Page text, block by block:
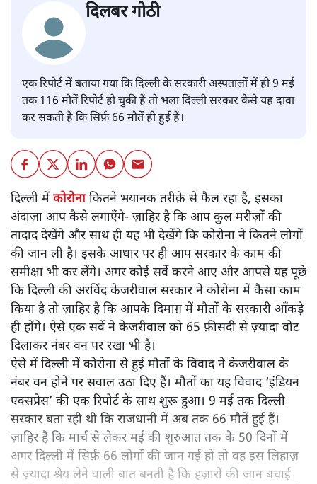
दिलबर गोठी
एक रिपोर्ट में बताया गया कि दिल्ली के सरकारी अस्पतालों में ही 9 मई
तक 116 मौतें रिपोर्ट हो चुकी हैं तो भला दिल्ली सरकार कैसे यह दावा
कर सकती है कि सिर्फ़ 66 मौतें ही हुई हैं।
दिल्ली में कोरोनाकितने भयानक तरीक़े से फैल रहा है, इसका
अंदाज़ा आप कैसे लगाएँगे- ज़ाहिर है कि आप कुल मरीज़ों की
तादाद देखेंगे और साथ ही यह भी देखेंगे कि कोरोना ने कितने लोगों
की जान ली है। इसके आधार पर ही आप सरकार के काम की
समीक्षा भी कर लेंगे। अगर कोई सर्वे करने आए और आपसे यह पूछे
कि दिल्ली की अरविंद केजरीवाल सरकार ने कोरोना में कैसा काम
किया है तो ज़ाहिर है कि आपके दिमाग़ में मौतों के सरकारी आँकड़े
ही होंगे। ऐसे एक सर्वे ने केजरीवाल को 65 फ़ीसदी से ज़्यादा वोट
दिलाकर नंबर वन पर रखा भी है।
ऐसे में दिल्ली में कोरोना से हुई मौतों के विवाद ने केजरीवाल के
नंबर वन होने पर सवाल उठा दिए हैं। मौतों का यह विवाद ‘इंडियन
एक्सप्रेस’ की एक रिपोर्ट के साथ शुरू हुआ। 9 मई तक दिल्ली
सरकार बता रही थी कि राजधानी में अब तक 66 मौतें हुई हैं।
ज़ाहिर है कि मार्च से लेकर मई की शुरुआत तक के 50 दिनों में
अगर दिल्ली में सिर्फ़ 66 लोगों की जान गई हो तो वह इस लिहाज़
से ज़्यादा श्रेय लेने वाली बात बनती है कि हज़ारों की जान बचाई